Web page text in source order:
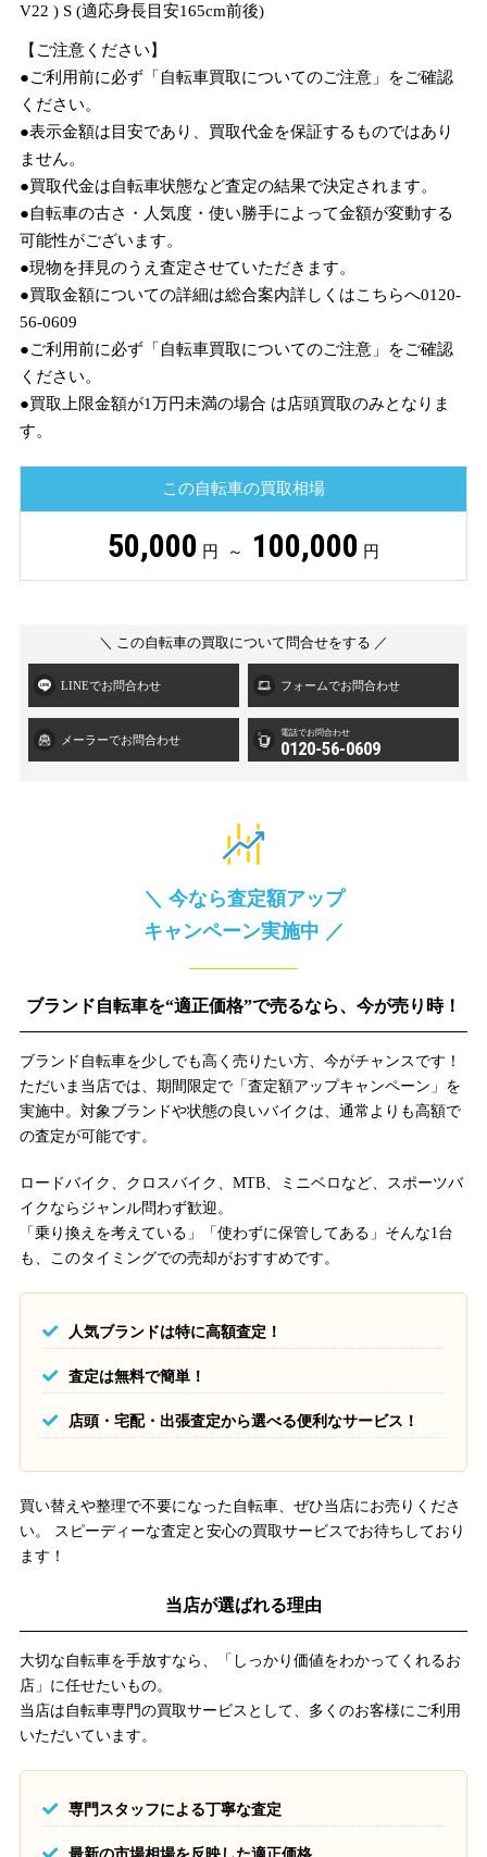
V22 ) S (適応身長目安165cm前後)
【ご注意ください】
●ご利用前に必ず「自転車買取についてのご注意」をご確認
ください。
●表示金額は目安であり、買取代金を保証するものではあり
ません。
●買取代金は自転車状態など査定の結果で決定されます。
●自転車の古さ・人気度・使い勝手によって金額が変動する
可能性がございます。
●現物を拝見のうえ査定させていただきます。
●買取金額についての詳細は総合案内詳しくはこちらへ0120-
56-0609
●ご利用前に必ず「自転車買取についてのご注意」をご確認
ください。
●買取上限金額が1万円未満の場合 は店頭買取のみとなりま
す。
この自転車の買取相場
50,000 円 ～ 100,000 円
＼ この自転車の買取について問合せをする ／
LINEでお問合わせ フォームでお問合わせ
メーラーでお問合わせ 電話でお問合わせ
0120-56-0609
＼ 今なら査定額アップ
キャンペーン実施中 ／
ブランド自転車を“適正価格”で売るなら、今が売り時！
ブランド自転車を少しでも高く売りたい方、今がチャンスです！
ただいま当店では、期間限定で「査定額アップキャンペーン」を
実施中。対象ブランドや状態の良いバイクは、通常よりも高額で
の査定が可能です。
ロードバイク、クロスバイク、MTB、ミニベロなど、スポーツバ
イクならジャンル問わず歓迎。
「乗り換えを考えている」「使わずに保管してある」そんな1台
も、このタイミングでの売却がおすすめです。
人気ブランドは特に高額査定！
査定は無料で簡単！
店頭・宅配・出張査定から選べる便利なサービス！
買い替えや整理で不要になった自転車、ぜひ当店にお売りくださ
い。 スピーディーな査定と安心の買取サービスでお待ちしており
ます！
当店が選ばれる理由
大切な自転車を手放すなら、「しっかり価値をわかってくれるお
店」に任せたいもの。
当店は自転車専門の買取サービスとして、多くのお客様にご利用
いただいています。
専門スタッフによる丁寧な査定